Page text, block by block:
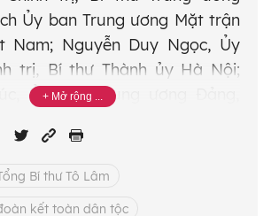
Ủy ban Trung ương Mặt trận
Nam; Nguyễn Duy Ngọc, Ủy
trị, Bí thư Thành ủy Hà Nội;
Ủy viên Trung ương Đảng,
quan, bộ, ban, ngành Trung
phố Hà Nội; cùng đông đảo
Bí thư Tô Lâm
kết toàn dân tộc